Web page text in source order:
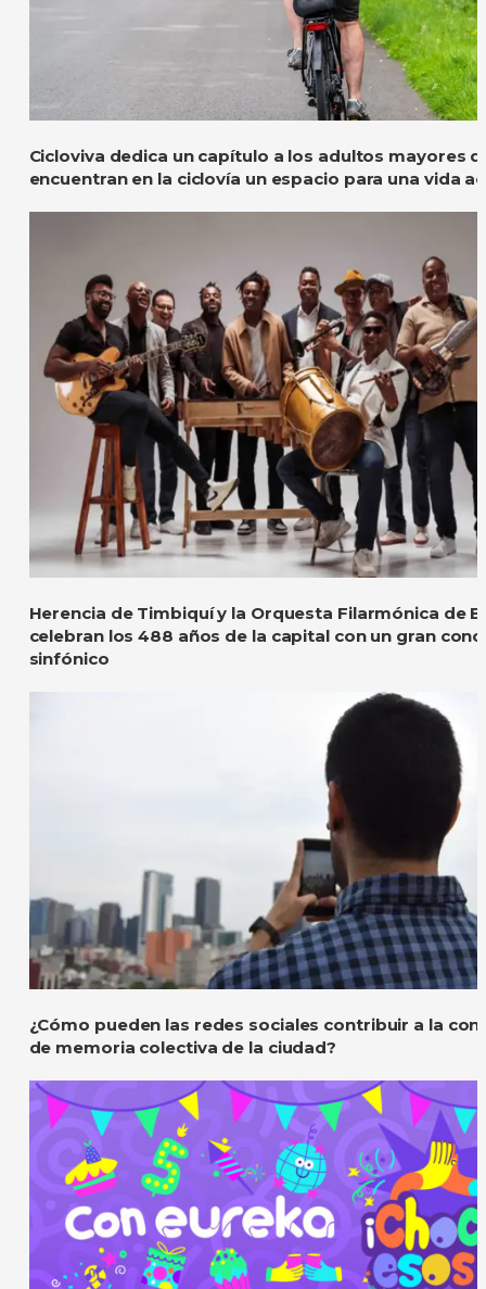
Cicloviva dedica un capítulo a los adultos mayores
encuentran en la ciclovía un espacio para una vida
Herencia de Timbiquí y la Orquesta Filarmónica de
celebran los 488 años de la capital con un gran
sinfónico
¿Cómo pueden las redes sociales contribuir a la
de memoria colectiva de la ciudad?